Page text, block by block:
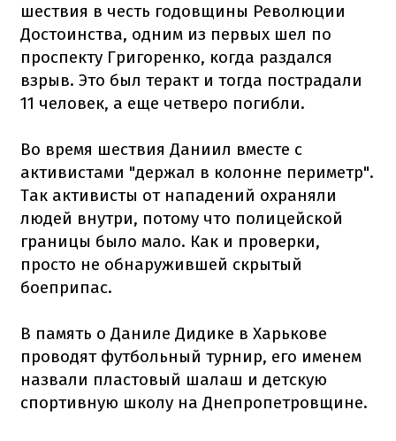
шествия в честь годовщины Революции
Достоинства, одним из первых шел по
проспекту Григоренко, когда раздался
взрыв. Это был теракт и тогда пострадали
11 человек, а еще четверо погибли.
Во время шествия Даниил вместе с
активистами "держал в колонне периметр".
Так активисты от нападений охраняли
людей внутри, потому что полицейской
границы было мало. Как и проверки,
просто не обнаружившей скрытый
боеприпас.
В память о Даниле Дидике в Харькове
проводят футбольный турнир, его именем
назвали пластовый шалаш и детскую
спортивную школу на Днепропетровщине.